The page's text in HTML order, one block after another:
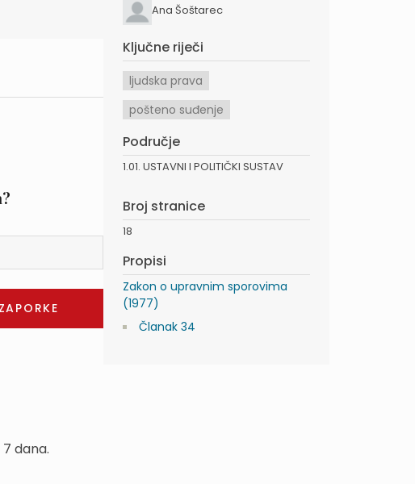
dana.
Ana Šoštarec
Ključne riječi
ljudska prava
pošteno suđenje
Područje
1.01. USTAVNI I POLITIČKI SUSTAV
Broj stranice
18
Propisi
Zakon o upravnim sporovima
(1977)
Članak 34